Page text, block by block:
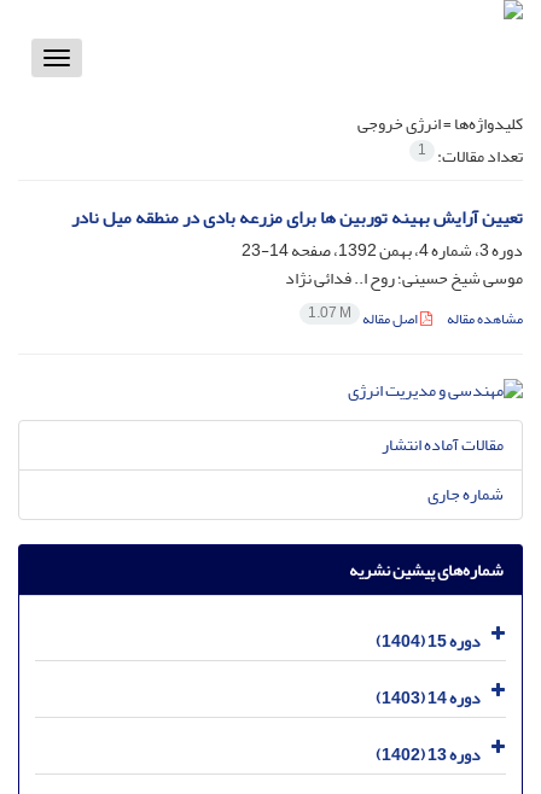
Toggle
کلیدواژه‌ها =انرژی خروجی
تعداد مقالات: 1
تعیین آرایش بهینه توربین ها برای مزرعه بادی در منطقه میل نادر
دوره 3، شماره 4، بهمن 1392، صفحه
14-23
موسی شیخ حسینی؛ روح ا.. فدائی نژاد
مشاهده مقاله اصل مقاله 1.07 M
مقالات آماده انتشار
شماره جاری
شماره‌های پیشین نشریه
دوره 15 (1404)
دوره 14 (1403)
دوره 13 (1402)